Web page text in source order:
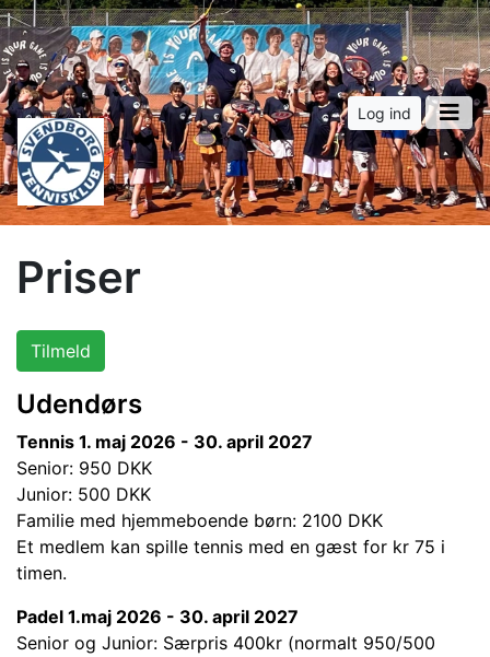
Log ind
Priser
Tilmeld
Udendørs
Tennis 1. maj 2026 - 30. april 2027
Senior: 950 DKK
Junior: 500 DKK
Familie med hjemmeboende børn: 2100 DKK
Et medlem kan spille tennis med en gæst for kr 75 i
timen.
Padel 1.maj 2026 - 30. april 2027
Senior og Junior: Særpris 400kr (normalt 950/500